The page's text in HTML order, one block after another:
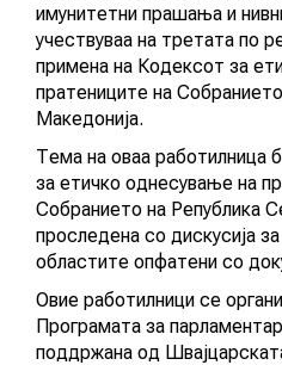
КАТАЛОГ НА УСЛУГИ
ПОВИЦИ
АКТУЕЛНИ ПОВИЦИ
АРХИВА
ИНИЦИЈАТИВИ
имунитетни прашања и
учествуваа на третата по
примена на Кодексот за
пратениците на
Македонија.
Тема на оваа работилница
за етичко однесување на
Собранието на Република
проследена со дискусија
областите опфатени со
Овие работилници се
Програмата за
поддржана од